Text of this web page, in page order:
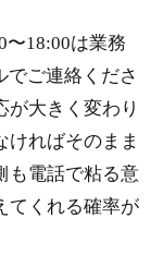
〜18:00は業務
でご連絡くださ
が大きく変わり
ければそのまま
も電話で粘る意
てくれる確率が